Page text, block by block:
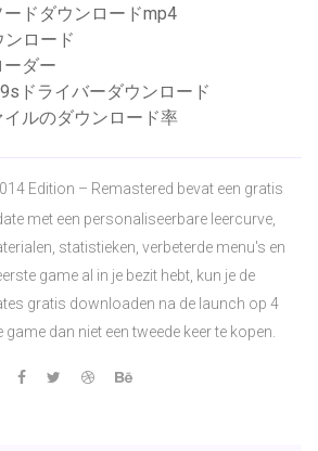
ドダウンロードmp4
ンロード
ダー
ドライバーダウンロード
イルのダウンロード率
Edition – Remastered bevat een gratis
met een personaliseerbare leercurve,
statistieken, verbeterde menu's en
game al in je bezit hebt, kun je de
gratis downloaden na de launch op 4
dan niet een tweede keer te kopen.